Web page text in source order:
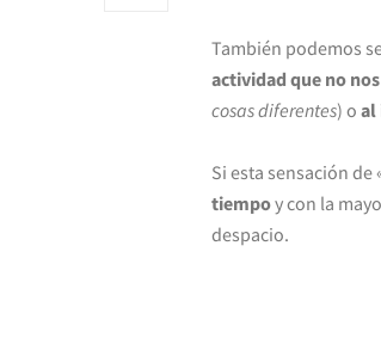
También podemos
actividad que no
cosas diferentes) o al
Si esta sensación de
tiempoy con la
despacio.